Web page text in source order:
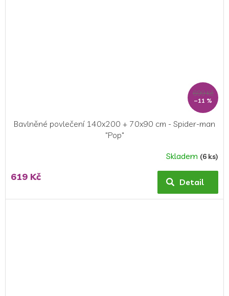
699 Kč
–11 %
Bavlněné povlečení 140x200 + 70x90 cm - Spider-man
"Pop"
produktu
Skladem (6 ks)
619 Kč Detail